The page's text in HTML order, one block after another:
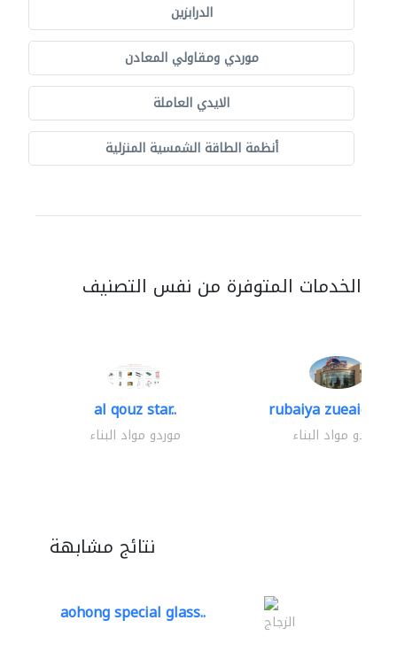
الدرابزين
موردي ومقاولي المعادن
الايدي العاملة
أنظمة الطاقة الشمسية المنزلية
الخدمات المتوفرة من نفس التصنيف
al qouz star..
موردو مواد البناء
rubaiya zueaid
موردو مواد البناء
نتائج مشابهة
aohong special glass.. الزجاج